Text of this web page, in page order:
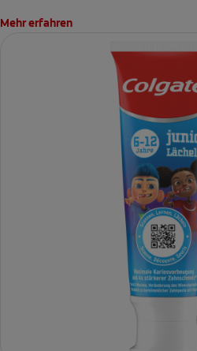
Mehr erfahren